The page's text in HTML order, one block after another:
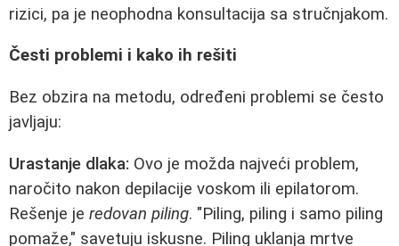
rizici, pa je neophodna konsultacija sa stručnjakom.
Česti problemi i kako ih rešiti
Bez obzira na metodu, određeni problemi se često
javljaju:
Urastanje dlaka: Ovo je možda najveći problem,
naročito nakon depilacije voskom ili epilatorom.
Rešenje je redovan piling. "Piling, piling i samo piling
pomaže," savetuju iskusne. Piling uklanja mrtve